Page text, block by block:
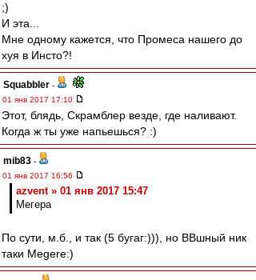
;)
И эта...
Мне одному кажется, что Промеса нашего до
хуя в Инсто?!
Squabbler -
01 янв 2017 17:10
Этот, блядь, Скрамблер везде, где наливают.
Когда ж ты уже напьешься? :)
mib83 -
01 янв 2017 16:56
azvent » 01 янв 2017 15:47
Мегера
По сути, м.б., и так (5 бугаг:))), но ВВшный ник
таки Megere:)